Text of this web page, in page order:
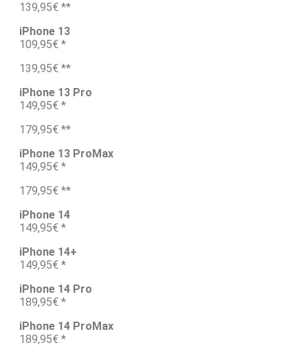
139,95€ **
iPhone 13
109,95€ *
139,95€ **
iPhone 13 Pro
149,95€ *
179,95€ **
iPhone 13 ProMax
149,95€ *
179,95€ **
iPhone 14
149,95€ *
iPhone 14+
149,95€ *
iPhone 14 Pro
189,95€ *
iPhone 14 ProMax
189,95€ *